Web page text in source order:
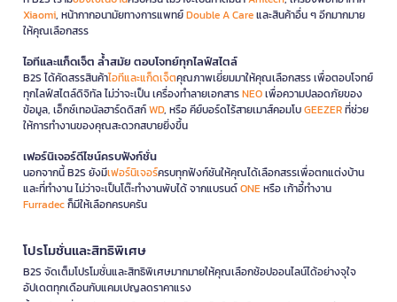
Xiaomi, หน้ากากอนามัยทางการแพทย์Double A Careและสินค้าอื่น ๆ อีกมากมาย
ให้คุณเลือกสรร
ไอทีและแก็ดเจ็ต ล้ำสมัย ตอบโจทย์ทุกไลฟ์สไตล์
B2S ได้คัดสรรสินค้าไอทีและแก็ดเจ็ตคุณภาพเยี่ยมมาให้คุณเลือกสรร เพื่อตอบโจทย์
ทุกไลฟ์สไตล์ดิจิทัล ไม่ว่าจะเป็น เครื่องทำลายเอกสารNEOเพื่อความปลอดภัยของ
ข้อมูล, เอ็กซ์เทอนัลฮาร์ดดิสก์WD, หรือ คีย์บอร์ดไร้สายเมาส์คอมโบGEEZERที่ช่วย
ให้การทำงานของคุณสะดวกสบายยิ่งขึ้น
เฟอร์นิเจอร์ดีไซน์ครบฟังก์ชั่น
นอกจากนี้ B2S ยังมีเฟอร์นิเจอร์ครบทุกฟังก์ชันให้คุณได้เลือกสรรเพื่อตกแต่งบ้าน
และที่ทำงาน ไม่ว่าจะเป็นโต๊ะทำงานพับได้ จากแบรนด์ONEหรือ เก้าอี้ทำงาน
Furradecก็มีให้เลือกครบครัน
โปรโมชั่นและสิทธิพิเศษ
B2S จัดเต็มโปรโมชั่นและสิทธิพิเศษมากมายให้คุณเลือกช้อปออนไลน์ได้อย่างจุใจ
อัปเดตทุกเดือนกับแคมเปญลดราคาแรง